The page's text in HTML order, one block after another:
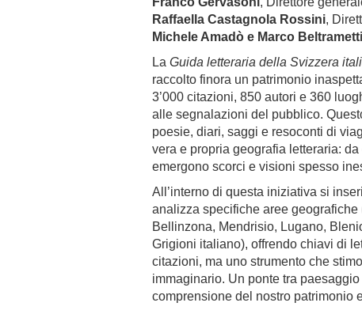
Raffaella Castagnola Rossini,
Michele Amadò e Marco Beltrametti
La Guida letteraria della Svizzera
raccolto finora un patrimonio
3’000 citazioni, 850 autori e 360
alle segnalazioni del pubblico.
poesie, diari, saggi e resoconti di
vera e propria geografia letteraria:
emergono scorci e visioni spesso
All’interno di questa iniziativa si
analizza specifiche aree
Bellinzona, Mendrisio, Lugano,
Grigioni italiano), offrendo chiavi di
citazioni, ma uno strumento che
immaginario. Un ponte tra
comprensione del nostro patrimonio